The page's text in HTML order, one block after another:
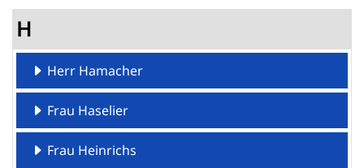
H
Herr Hamacher
Frau Haselier
Frau Heinrichs